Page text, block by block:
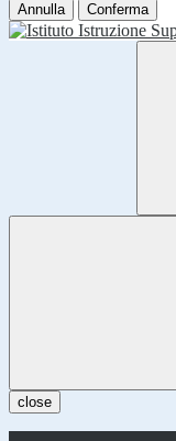
Annulla Conferma
close